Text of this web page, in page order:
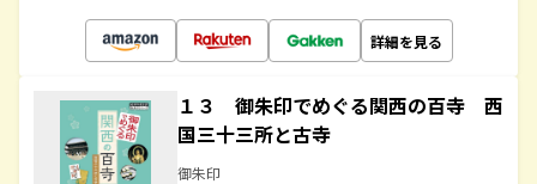
詳細を見る
１３ 御朱印でめぐる関西の百寺 西
国三十三所と古寺
御朱印